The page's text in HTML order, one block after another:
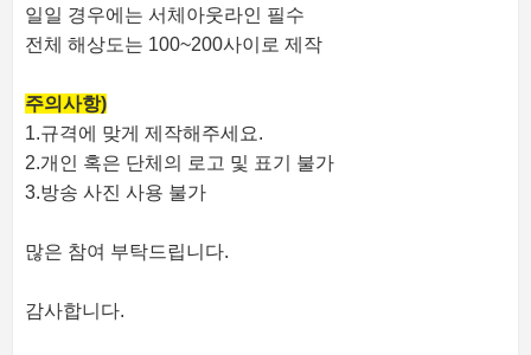
일일 경우에는 서체아웃라인 필수
전체 해상도는 100~200사이로 제작
주의사항)
1.규격에 맞게 제작해주세요.
2.개인 혹은 단체의 로고 및 표기 불가
3.방송 사진 사용 불가
많은 참여 부탁드립니다.
감사합니다.